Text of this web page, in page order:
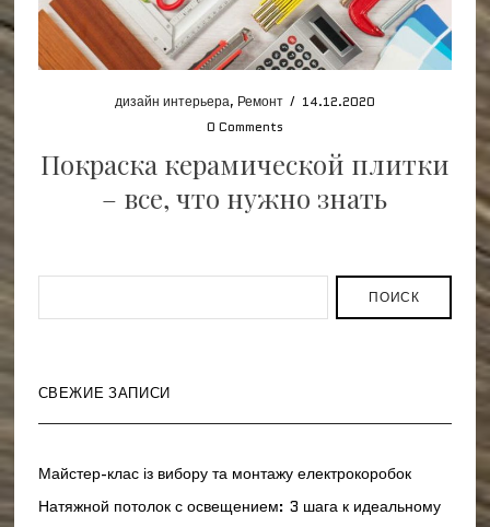
дизайн интерьера, Ремонт / 14.12.2020
0 Comments
Покраска керамической плитки
– все, что нужно знать
ПОИСК
СВЕЖИЕ ЗАПИСИ
Майстер-клас із вибору та монтажу електрокоробок
Натяжной потолок с освещением: 3 шага к идеальному